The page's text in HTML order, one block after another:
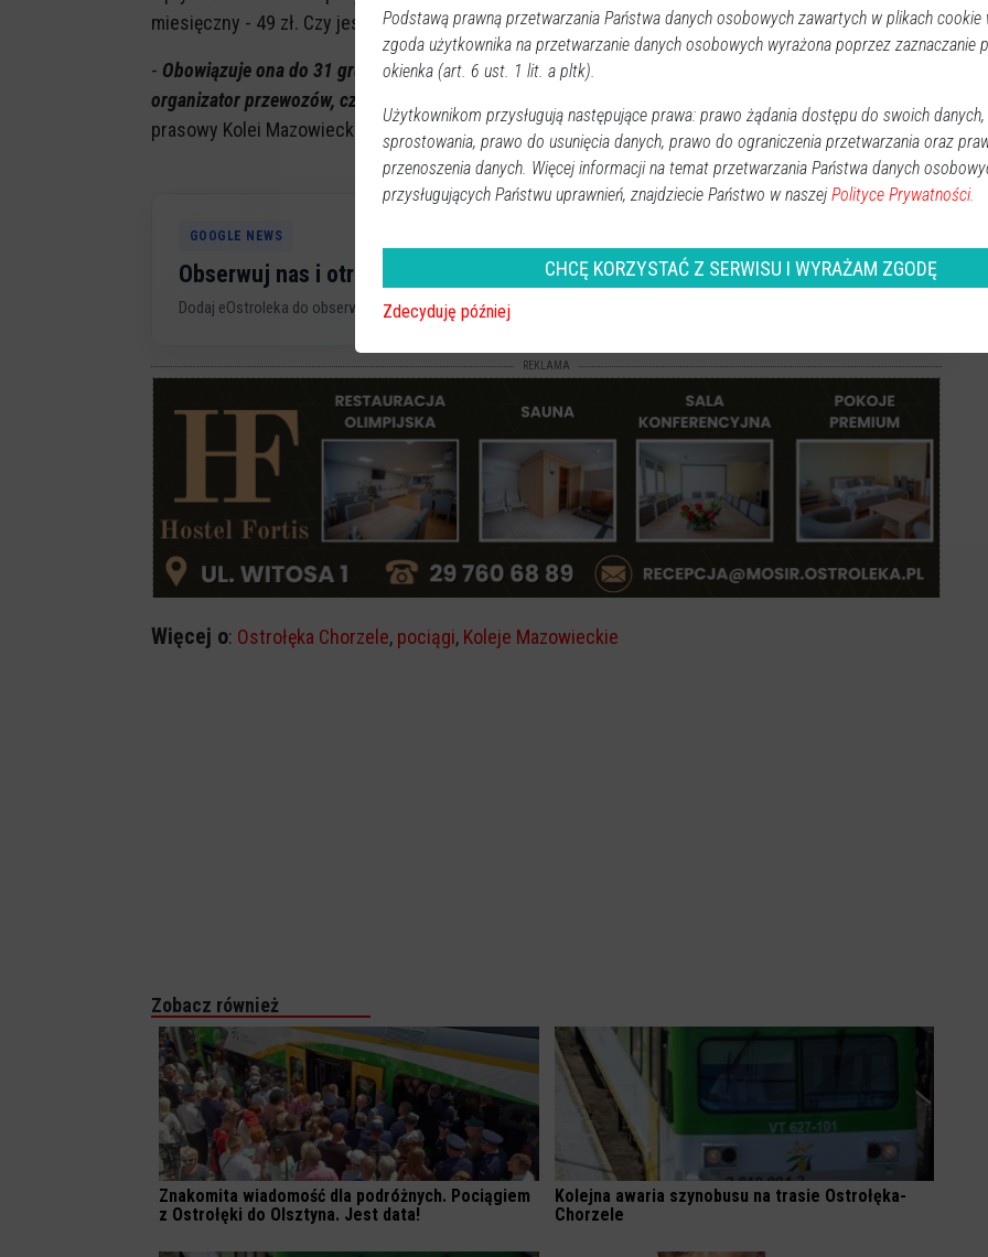
miesięczny - 49 zł. Czy jest szansa, że promocja potrwa dłużej? - pytamy KM.
- Obowiązuje ona do 31 grudnia 2023 r. Natomiast o jej ewentualnym przedłużeniu decyzję podejmie
organizator przewozów, czyli Urząd Marszałkowski Województwa Mazowieckiego
prasowy Kolei Mazowieckich Donata Nowakowska.
GOOGLE NEWS
Obserwuj nas i otrzymuj nowe wiadomości
Dodaj eOstroleka do obserwowanych źródeł w Google News.
Obserwuj w Google News
REKLAMA
Więcej o: Ostrołęka Chorzele, pociągi, Koleje Mazowieckie
Zobacz również
Znakomita wiadomość dla podróżnych. Pociągiem
z Ostrołęki do Olsztyna. Jest data!
Kolejna awaria szynobusu na trasie Ostrołęka-
Chorzele
Podstawą prawną przetwarzania Państwa danych osobowych zawartych w plikach cookie
zgoda użytkownika na przetwarzanie danych osobowych wyrażona poprzez zaznaczanie
okienka (art. 6 ust. 1 lit. a pltk).
Użytkownikom przysługują następujące prawa: prawo żądania dostępu do swoich
sprostowania, prawo do usunięcia danych, prawo do ograniczenia przetwarzania oraz
przenoszenia danych. Więcej informacji na temat przetwarzania Państwa danych
przysługujących Państwu uprawnień, znajdziecie Państwo w naszej Polityce Prywatności.
CHCĘ KORZYSTAĆ Z SERWISU I WYRAŻAM ZGODĘ
Zdecyduję później